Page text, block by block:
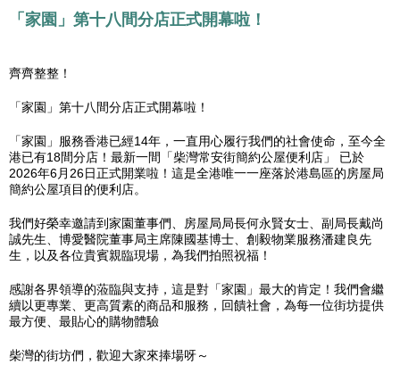
「家園」第十八間分店正式開幕啦！
齊齊整整！
「家園」第十八間分店正式開幕啦！
「家園」服務香港已經14年，一直用心履行我們的社會使命，至今全
港已有18間分店！最新一間「柴灣常安街簡約公屋便利店」 已於
2026年6月26日正式開業啦！這是全港唯一一座落於港島區的房屋局
簡約公屋項目的便利店。
我們好榮幸邀請到家園董事們、房屋局局長何永賢女士、副局長戴尚
誠先生、博愛醫院董事局主席陳國基博士、創毅物業服務潘建良先
生，以及各位貴賓親臨現場，為我們拍照祝福！
感謝各界領導的蒞臨與支持，這是對「家園」最大的肯定！我們會繼
續以更專業、更高質素的商品和服務，回饋社會，為每一位街坊提供
最方便、最貼心的購物體驗
柴灣的街坊們，歡迎大家來捧場呀～